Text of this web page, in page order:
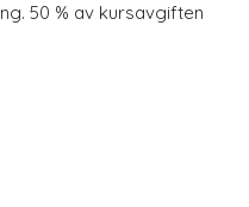
50 % av kursavgiften